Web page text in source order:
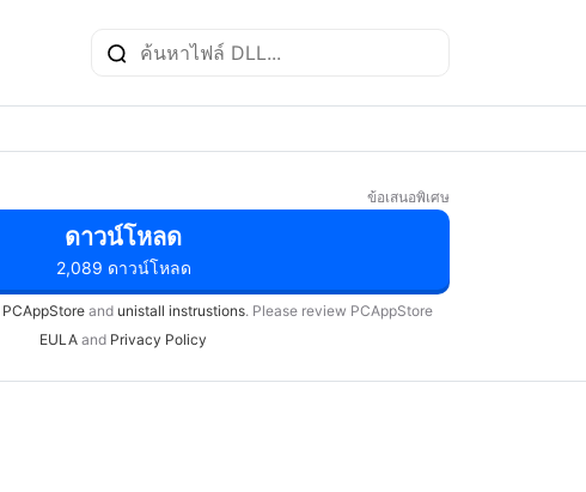
ข้อเสนอพิเศษ
ดาวน์โหลด
2,089 ดาวน์โหลด
PCAppStoreand unistall instrustions. Please review PCAppStore
EULA and Privacy Policy